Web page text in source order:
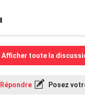
Afficher toute la
Répondre Posez